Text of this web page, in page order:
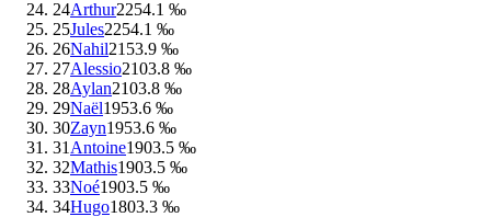
24Arthur2254.1 ‰
25Jules2254.1 ‰
26Nahil2153.9 ‰
27Alessio2103.8 ‰
28Aylan2103.8 ‰
29Naël1953.6 ‰
30Zayn1953.6 ‰
31 Antoine1903.5 ‰
32Mathis1903.5 ‰
33Noé1903.5 ‰
34Hugo1803.3 ‰